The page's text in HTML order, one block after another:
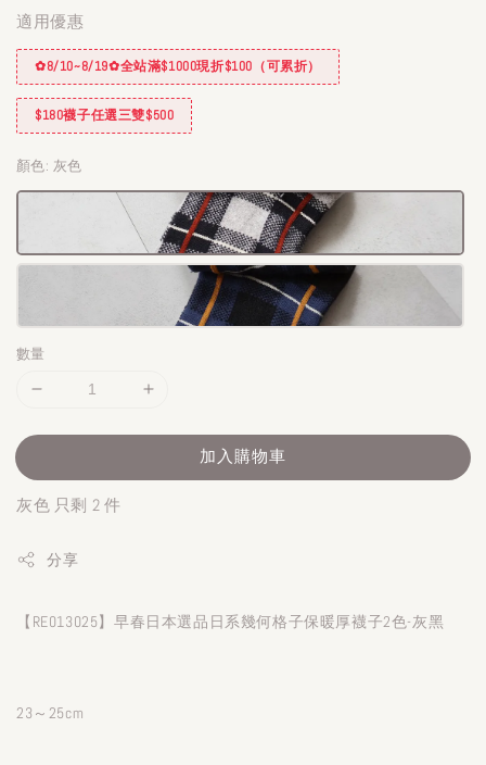
適用優惠
✿8/10~8/19✿全站滿$1000現折$100（可累折）
$180襪子任選三雙$500
顏色: 灰色
數量
加入購物車
灰色 只剩 2 件
分享
【RE013025】早春日本選品日系幾何格子保暖厚襪子2色-灰黑
23～25cm